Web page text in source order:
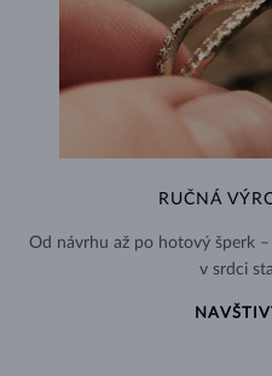
RUČNÁ
Od návrhu až po hotový šperk
v srdci